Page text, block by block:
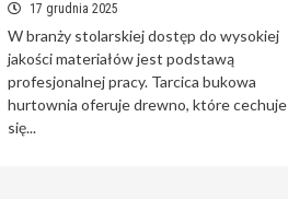
17 grudnia 2025
W branży stolarskiej dostęp do wysokiej
jakości materiałów jest podstawą
profesjonalnej pracy. Tarcica bukowa
hurtownia oferuje drewno, które cechuje
się...